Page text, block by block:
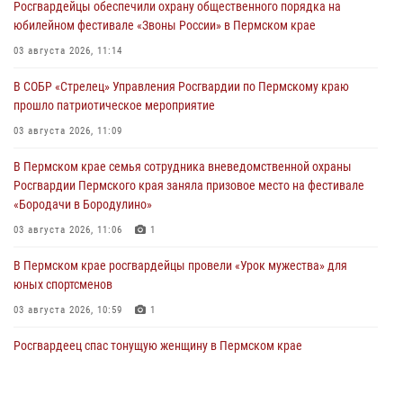
Росгвардейцы обеспечили охрану общественного порядка на
юбилейном фестивале «Звоны России» в Пермском крае
03 августа 2026, 11:14
В СОБР «Стрелец» Управления Росгвардии по Пермскому краю
прошло патриотическое мероприятие
03 августа 2026, 11:09
В Пермском крае семья сотрудника вневедомственной охраны
Росгвардии Пермского края заняла призовое место на фестивале
«Бородачи в Бородулино»
03 августа 2026, 11:06 1
В Пермском крае росгвардейцы провели «Урок мужества» для
юных спортсменов
03 августа 2026, 10:59 1
Росгвардеец спас тонущую женщину в Пермском крае